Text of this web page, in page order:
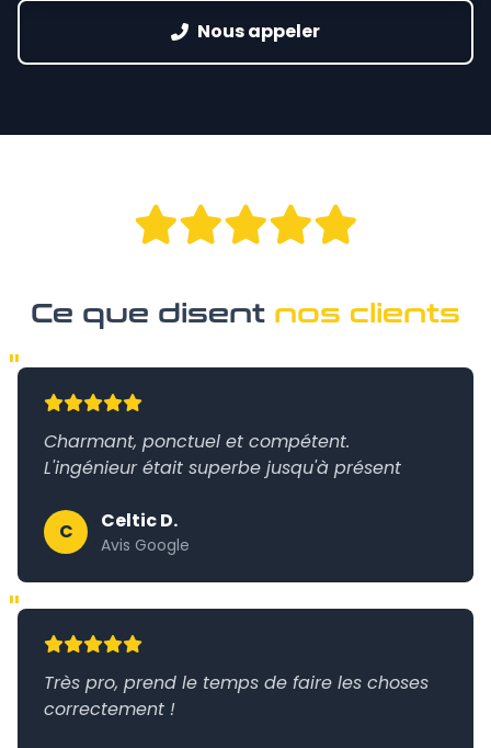
Nous appeler
Ce que disent nos clients
"
Charmant, ponctuel et compétent.
L'ingénieur était superbe jusqu'à présent
C Celtic D.
Avis Google
"
Très pro, prend le temps de faire les choses
correctement !